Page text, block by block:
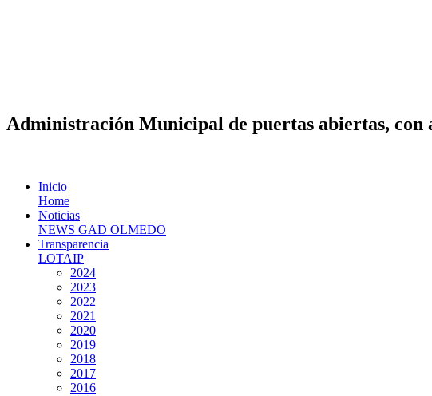
Administración Municipal de puertas abiertas,
Inicio
Home
Noticias
NEWS GAD OLMEDO
Transparencia
LOTAIP
2024
2023
2022
2021
2020
2019
2018
2017
2016